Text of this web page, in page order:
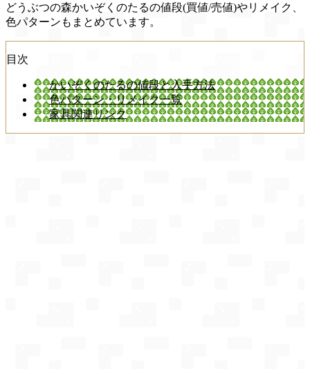
どうぶつの森かいぞくのたるの値段(買値/売値)やリメイク、
色パターンもまとめています。
目次
かいぞくのたるの値段と入手方法
色パターン・リメイク一覧
家具関連リンク